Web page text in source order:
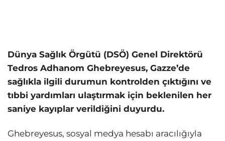
Dünya Sağlık Örgütü (DSÖ) Genel Direktörü
Tedros Adhanom Ghebreyesus, Gazze’de
sağlıkla ilgili durumun kontrolden çıktığını ve
tıbbi yardımları ulaştırmak için beklenilen her
saniye kayıplar verildiğini duyurdu.
Ghebreyesus, sosyal medya hesabı aracılığıyla